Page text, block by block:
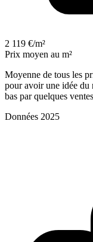
2 119 €/m²
Prix moyen au m²
Moyenne de tous les
pour avoir une idée du
bas par quelques
Données 2025